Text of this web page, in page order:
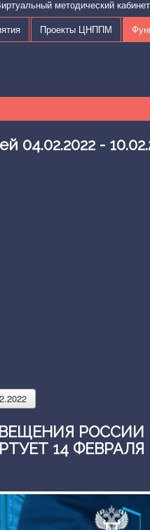
методический
Проекты ЦНППМ
04.02.2022 -
14 ФЕВРАЛЯ